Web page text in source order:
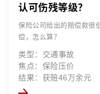
认可伤残等级？
保险公司给出的赔偿款很
偿，怎么算？
类型：交通事故
焦点：保险压价
结果：获赔46万余元